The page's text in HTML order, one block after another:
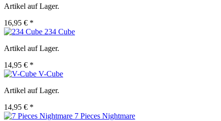
Artikel auf Lager.
16,95 € *
234 Cube
Artikel auf Lager.
14,95 € *
V-Cube
Artikel auf Lager.
14,95 € *
7 Pieces Nightmare